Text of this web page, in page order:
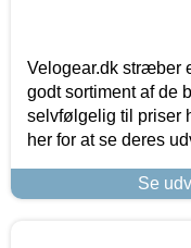
Velogear.dk stræber
godt sortiment af de
selvfølgelig til priser
her for at se deres
Se